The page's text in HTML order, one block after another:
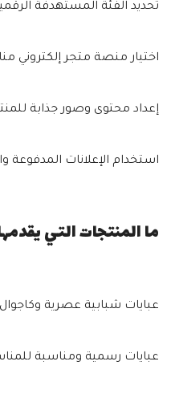
تحديد الفئة المستهدفة
اختيار منصة متجر إلكتروني
إعداد محتوى وصور جذابة
استخدام الإعلانات المدفوعة
ما المنتجات التي
عبايات شبابية عصرية
عبايات رسمية ومناسبة